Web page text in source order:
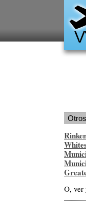
O, ver